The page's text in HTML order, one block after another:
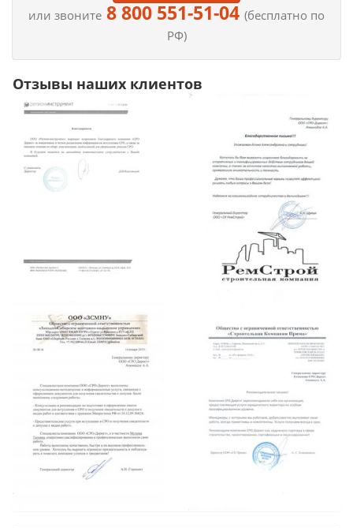
или звоните 8 800 551-51-04 (бесплатно по
РФ)
Отзывы наших клиентов